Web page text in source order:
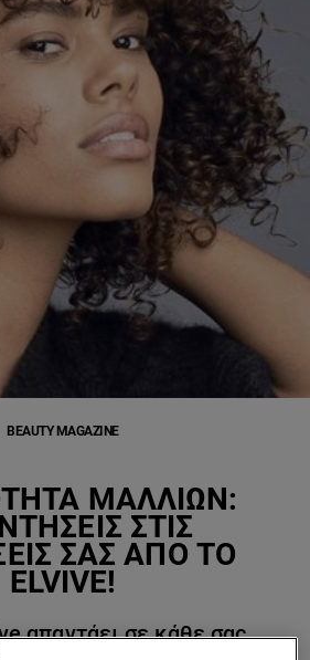
BEAUTY MAGAZINE
ΜΑΛΛΙΏΝ:
ΣΤΙΣ
ΣΑΣ ΑΠΌ ΤΟ
ELVIVE!
απαντάει σε κάθε σας